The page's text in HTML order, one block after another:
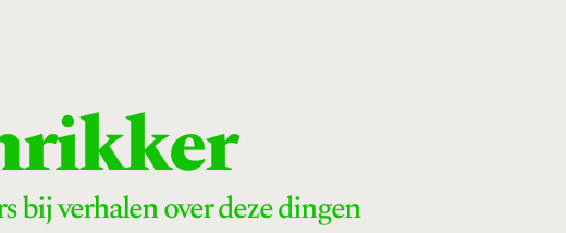
bij verhalen over deze dingen